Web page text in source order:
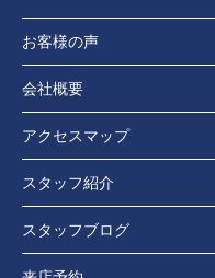
お客様の声
会社概要
アクセスマップ
スタッフ紹介
スタッフブログ